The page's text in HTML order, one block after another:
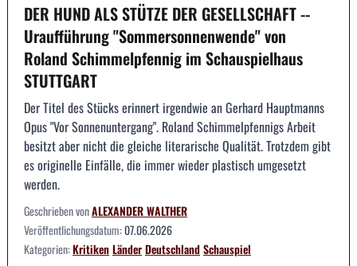
DER HUND ALS STÜTZE DER GESELLSCHAFT --
Uraufführung "Sommersonnenwende" von
Roland Schimmelpfennig im Schauspielhaus
STUTTGART
Der Titel des Stücks erinnert irgendwie an Gerhard Hauptmanns
Opus "Vor Sonnenuntergang". Roland Schimmelpfennigs Arbeit
besitzt aber nicht die gleiche literarische Qualität. Trotzdem gibt
es originelle Einfälle, die immer wieder plastisch umgesetzt
werden.
Geschrieben vonALEXANDER WALTHER
Veröffentlichungsdatum:07.06.2026
Kategorien:KritikenLänderDeutschlandSchauspiel